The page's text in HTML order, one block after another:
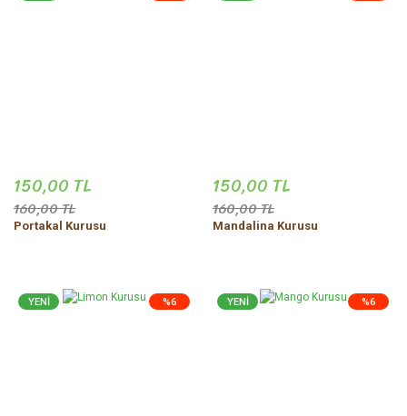
150,00 TL
160,00 TL
Portakal Kurusu
150,00 TL
160,00 TL
Mandalina Kurusu
%6
YENİ %6
YENİ